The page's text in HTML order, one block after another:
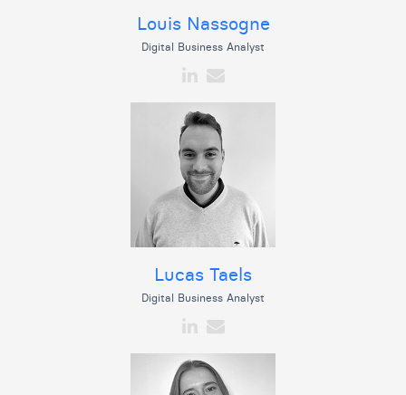
Louis Nassogne
Digital Business Analyst
Lucas Taels
Digital Business Analyst